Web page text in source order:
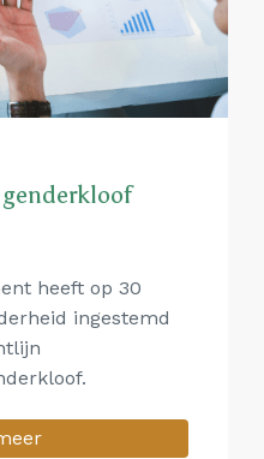
heeft op 30
ingestemd